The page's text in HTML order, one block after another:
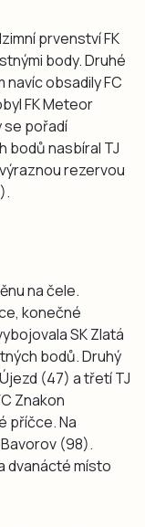
prvenství FK
body. Druhé
obsadily FC
FK Meteor
se pořadí
bodů nasbíral TJ
rezervou
na čele.
konečné
SK Zlatá
bodů. Druhý
(47) a třetí TJ
Znakon
příčce. Na
(98).
dvanácté místo